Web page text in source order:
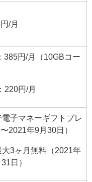
/月
385円/月（10GBコー
220円/月
子マネーギフトプレ
2021年9月30日）
3ヶ月無料（2021年
日）